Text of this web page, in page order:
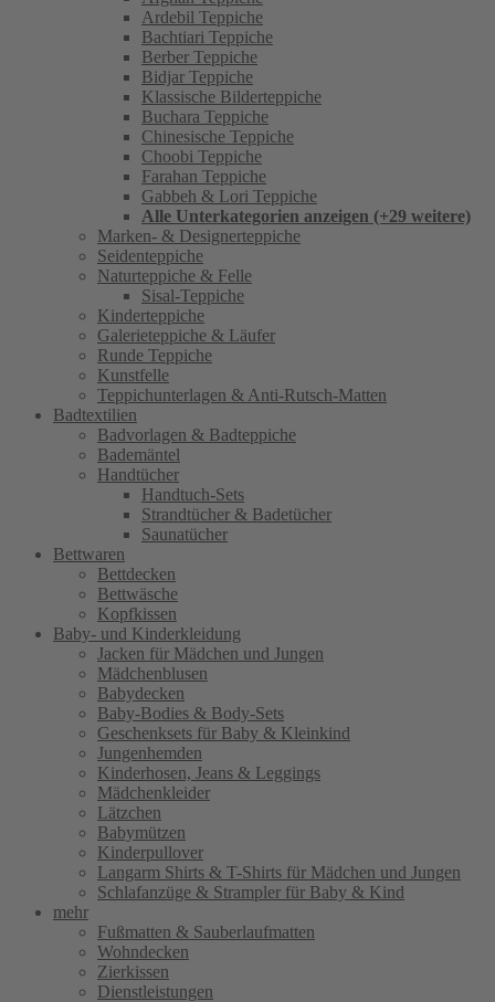
Ardebil Teppiche
Bachtiari Teppiche
Berber Teppiche
Bidjar Teppiche
Klassische Bilderteppiche
Buchara Teppiche
Chinesische Teppiche
Choobi Teppiche
Farahan Teppiche
Gabbeh & Lori Teppiche
Alle Unterkategorien anzeigen (+29 weitere)
Marken- & Designerteppiche
Seidenteppiche
Naturteppiche & Felle
Sisal-Teppiche
Kinderteppiche
Galerieteppiche & Läufer
Runde Teppiche
Kunstfelle
Teppichunterlagen & Anti-Rutsch-Matten
Badtextilien
Badvorlagen & Badteppiche
Bademäntel
Handtücher
Handtuch-Sets
Strandtücher & Badetücher
Saunatücher
Bettwaren
Bettdecken
Bettwäsche
Kopfkissen
Baby- und Kinderkleidung
Jacken für Mädchen und Jungen
Mädchenblusen
Babydecken
Baby-Bodies & Body-Sets
Geschenksets für Baby & Kleinkind
Jungenhemden
Kinderhosen, Jeans & Leggings
Mädchenkleider
Lätzchen
Babymützen
Kinderpullover
Langarm Shirts & T-Shirts für Mädchen und Jungen
Schlafanzüge & Strampler für Baby & Kind
mehr
Fußmatten & Sauberlaufmatten
Wohndecken
Zierkissen
Dienstleistungen